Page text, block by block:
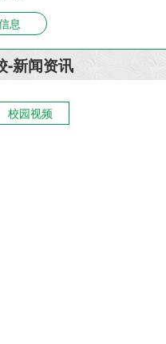
息
-新闻资讯
校园视频